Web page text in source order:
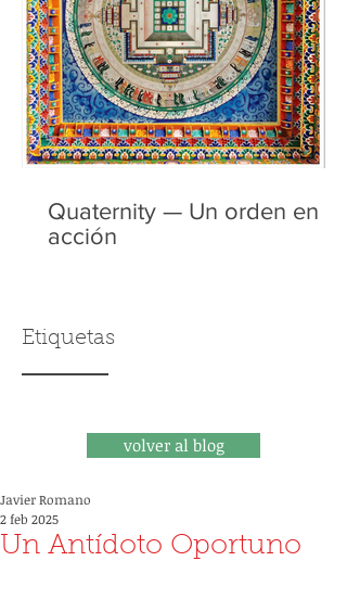
Quaternity — Un orden en
acción
Etiquetas
volver al blog
Un Antídoto Oportuno
Javier Romano
2 feb 2025